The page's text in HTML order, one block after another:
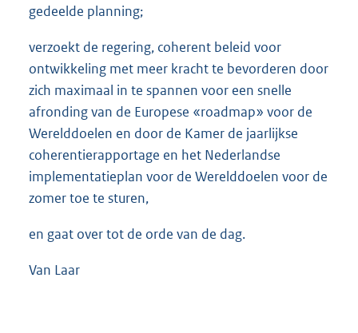
gedeelde planning;
verzoekt de regering, coherent beleid voor
ontwikkeling met meer kracht te bevorderen door
zich maximaal in te spannen voor een snelle
afronding van de Europese «roadmap» voor de
Werelddoelen en door de Kamer de jaarlijkse
coherentierapportage en het Nederlandse
implementatieplan voor de Werelddoelen voor de
zomer toe te sturen,
en gaat over tot de orde van de dag.
Van Laar